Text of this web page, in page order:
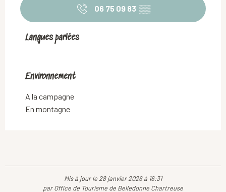
06 75 09 83 ▒▒
Langues parlées
Langues parlées
Environnement
Environnement
A la campagne
En montagne
Mis à jour le 28 janvier 2026 à 16:31
par Office de Tourisme de Belledonne Chartreuse